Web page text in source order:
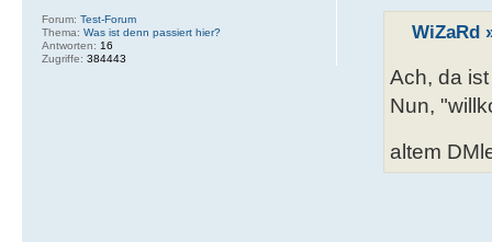
WiZaRd
Ach, da
Nun,
altem
Forum: Test-Forum
Thema: Was ist denn passiert hier?
Antworten: 16
Zugriffe: 384443